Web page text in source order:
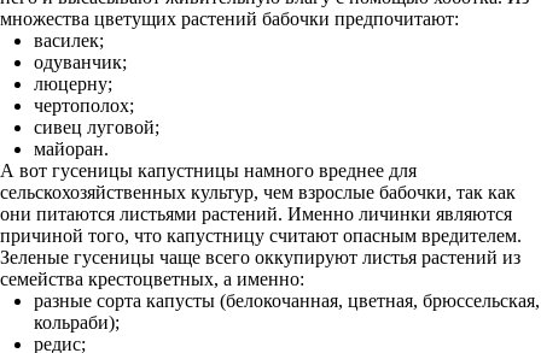
множества цветущих растений бабочки предпочитают:
василек;
одуванчик;
люцерну;
чертополох;
сивец луговой;
майоран.
А вот гусеницы капустницы намного вреднее для
сельскохозяйственных культур, чем взрослые бабочки, так как
они питаются листьями растений. Именно личинки являются
причиной того, что капустницу считают опасным вредителем.
Зеленые гусеницы чаще всего оккупируют листья растений из
семейства крестоцветных, а именно:
разные сорта капусты (белокочанная, цветная, брюссельская,
кольраби);
редис;